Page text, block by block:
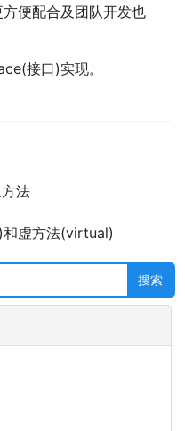
便配合及团队开发也
接口)实现。
法
虚方法(virtual)